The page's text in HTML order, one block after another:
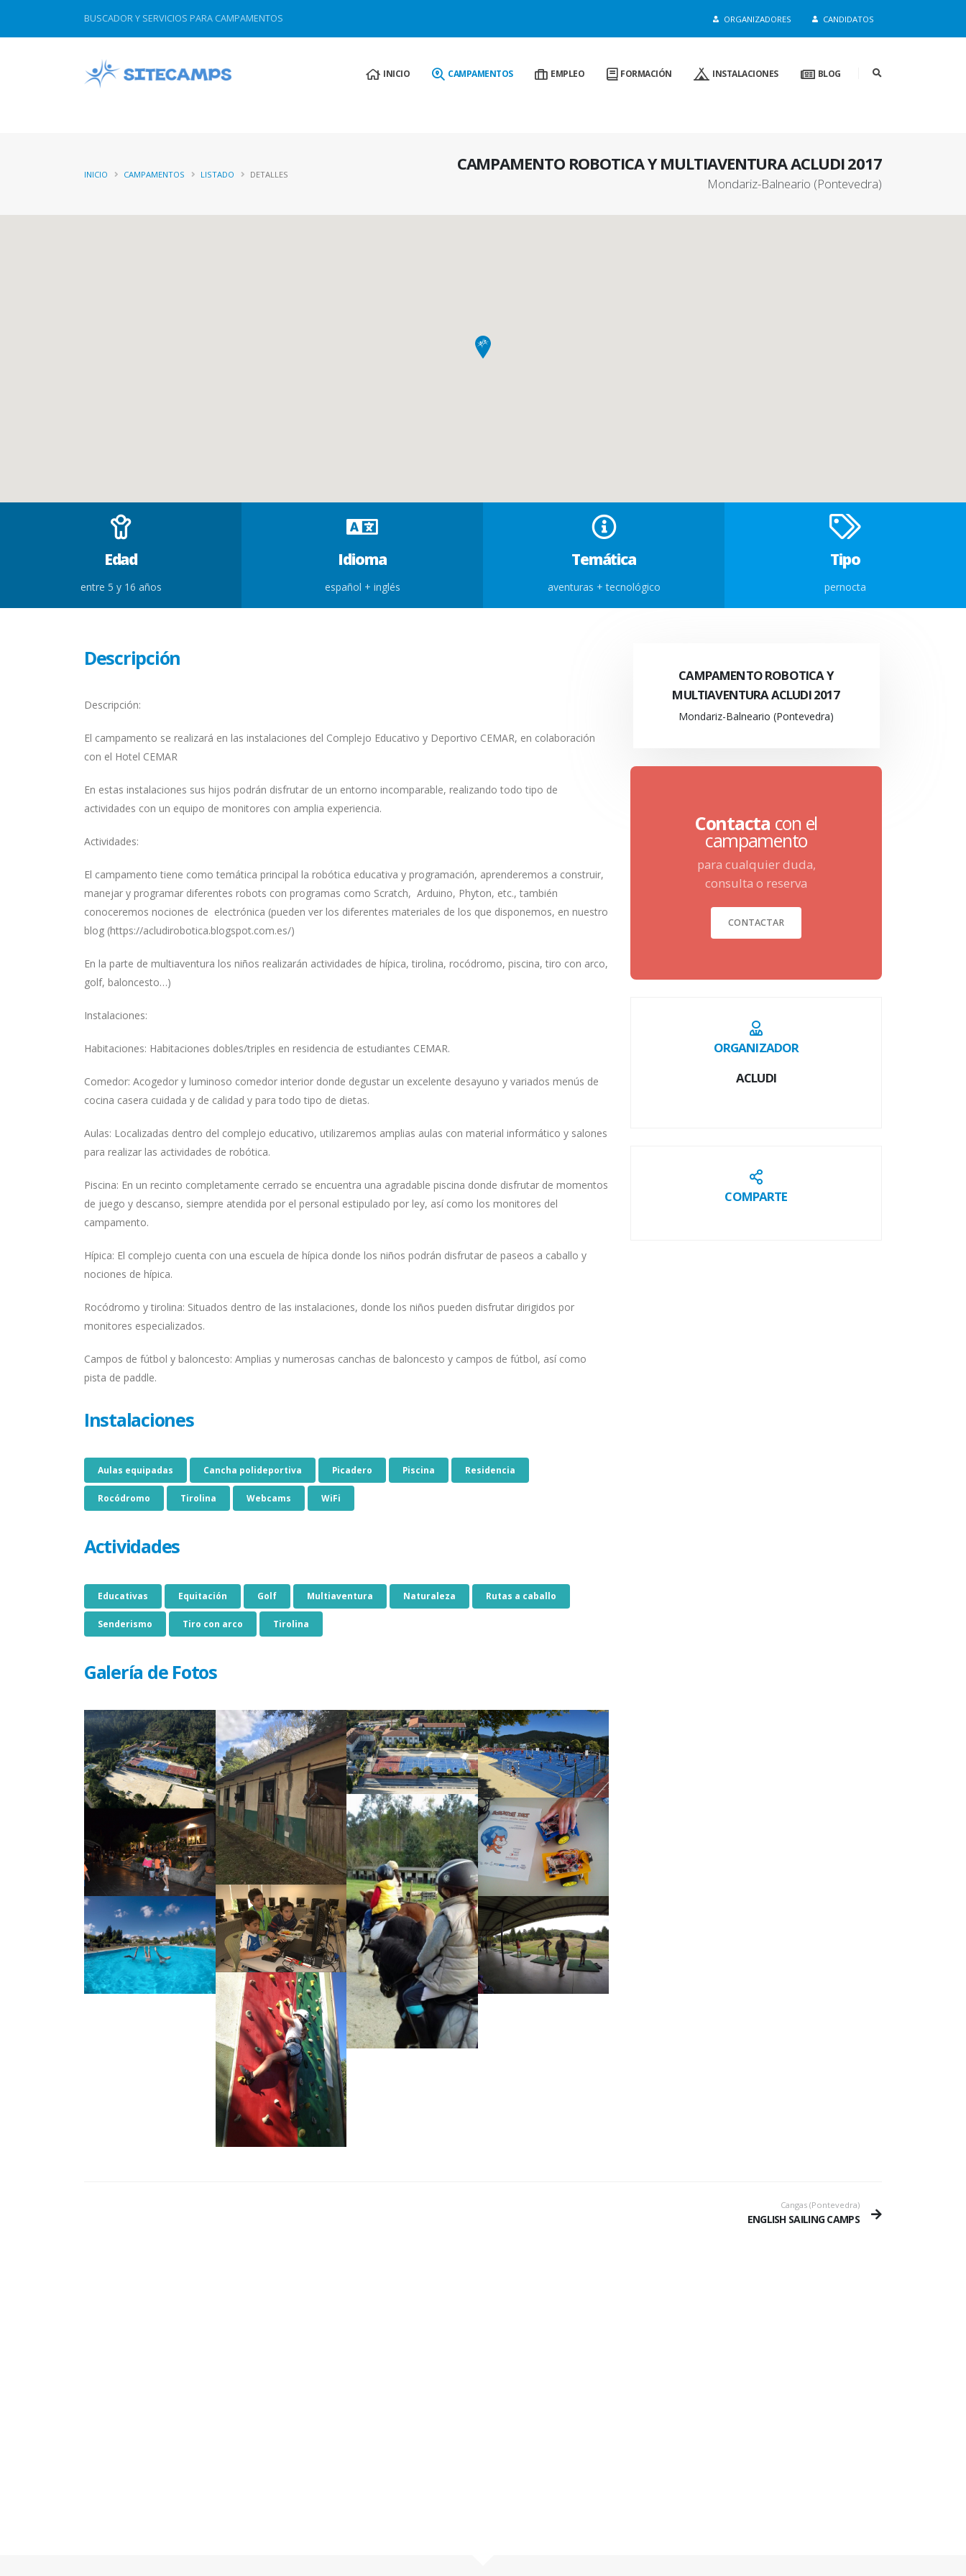
BUSCADOR Y SERVICIOS PARA CAMPAMENTOS ORGANIZADORES CANDIDATOS
INICIO CAMPAMENTOS EMPLEO FORMACIÓN INSTALACIONES BLOG
CAMPAMENTO ROBOTICA Y MULTIAVENTURA ACLUDI 2017
Mondariz-Balneario (Pontevedra)
INICIO CAMPAMENTOS LISTADO DETALLES
Edad
entre 5 y 16 años
Idioma
español + inglés
Temática
aventuras + tecnológico
Tipo
pernocta
Descripción
Descripción:
El campamento se realizará en las instalaciones del Complejo Educativo y Deportivo CEMAR, en colaboración
con el Hotel CEMAR
En estas instalaciones sus hijos podrán disfrutar de un entorno incomparable, realizando todo tipo de
actividades con un equipo de monitores con amplia experiencia.
Actividades:
El campamento tiene como temática principal la robótica educativa y programación, aprenderemos a construir,
manejar y programar diferentes robots con programas como Scratch, Arduino, Phyton, etc., también
conoceremos nociones de electrónica (pueden ver los diferentes materiales de los que disponemos, en nuestro
blog (https://acludirobotica.blogspot.com.es/)
En la parte de multiaventura los niños realizarán actividades de hípica, tirolina, rocódromo, piscina, tiro con arco,
golf, baloncesto…)
Instalaciones:
Habitaciones: Habitaciones dobles/triples en residencia de estudiantes CEMAR.
Comedor: Acogedor y luminoso comedor interior donde degustar un excelente desayuno y variados menús de
cocina casera cuidada y de calidad y para todo tipo de dietas.
Aulas: Localizadas dentro del complejo educativo, utilizaremos amplias aulas con material informático y salones
para realizar las actividades de robótica.
Piscina: En un recinto completamente cerrado se encuentra una agradable piscina donde disfrutar de momentos
de juego y descanso, siempre atendida por el personal estipulado por ley, así como los monitores del
campamento.
Hípica: El complejo cuenta con una escuela de hípica donde los niños podrán disfrutar de paseos a caballo y
nociones de hípica.
Rocódromo y tirolina: Situados dentro de las instalaciones, donde los niños pueden disfrutar dirigidos por
monitores especializados.
Campos de fútbol y baloncesto: Amplias y numerosas canchas de baloncesto y campos de fútbol, así como
pista de paddle.
Instalaciones
Aulas equipadas Cancha polideportiva Picadero Piscina Residencia
Rocódromo Tirolina Webcams WiFi
Actividades
Educativas Equitación Golf Multiaventura Naturaleza Rutas a caballo
Senderismo Tiro con arco Tirolina
Galería de Fotos
CAMPAMENTO ROBOTICA Y
MULTIAVENTURA ACLUDI 2017
Mondariz-Balneario (Pontevedra)
Contacta con el
campamento
para cualquier duda,
consulta o reserva
CONTACTAR
ORGANIZADOR
ACLUDI
COMPARTE
Cangas (Pontevedra)
ENGLISH SAILING CAMPS